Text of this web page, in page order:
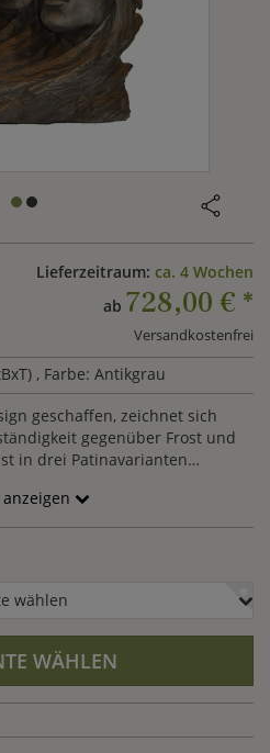
Lieferzeitraum: ca. 4 Wochen
ab 728,00 € *
Versandkostenfrei
, Farbe: Antikgrau
geschaffen, zeichnet sich
gegenüber Frost und
in drei Patinavarianten
wählen
WÄHLEN